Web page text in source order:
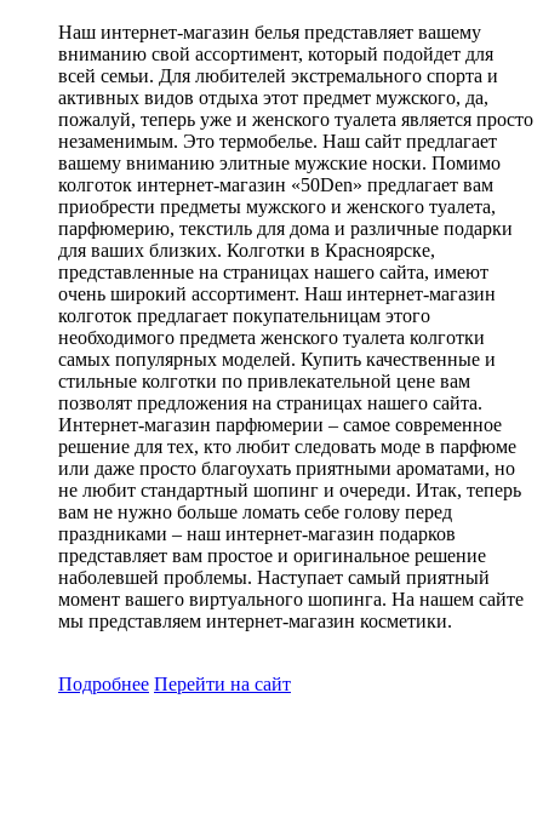
Наш интернет-магазин белья представляет вашему
вниманию свой ассортимент, который подойдет для
всей семьи. Для любителей экстремального спорта и
активных видов отдыха этот предмет мужского, да,
пожалуй, теперь уже и женского туалета является просто
незаменимым. Это термобелье. Наш сайт предлагает
вашему вниманию элитные мужские носки. Помимо
колготок интернет-магазин «50Den» предлагает вам
приобрести предметы мужского и женского туалета,
парфюмерию, текстиль для дома и различные подарки
для ваших близких. Колготки в Красноярске,
представленные на страницах нашего сайта, имеют
очень широкий ассортимент. Наш интернет-магазин
колготок предлагает покупательницам этого
необходимого предмета женского туалета колготки
самых популярных моделей. Купить качественные и
стильные колготки по привлекательной цене вам
позволят предложения на страницах нашего сайта.
Интернет-магазин парфюмерии – самое современное
решение для тех, кто любит следовать моде в парфюме
или даже просто благоухать приятными ароматами, но
не любит стандартный шопинг и очереди. Итак, теперь
вам не нужно больше ломать себе голову перед
праздниками – наш интернет-магазин подарков
представляет вам простое и оригинальное решение
наболевшей проблемы. Наступает самый приятный
момент вашего виртуального шопинга. На нашем сайте
мы представляем интернет-магазин косметики.
Подробнее Перейти на сайт